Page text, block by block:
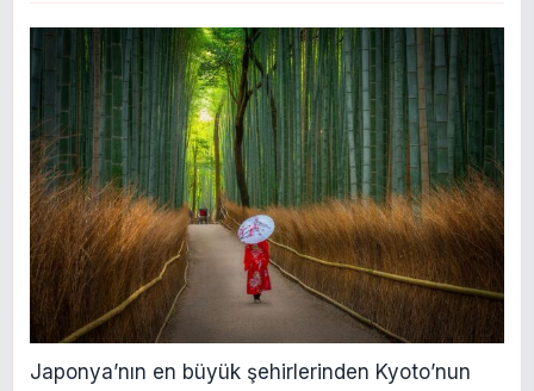
Japonya’nın en büyük şehirlerinden Kyoto’nun